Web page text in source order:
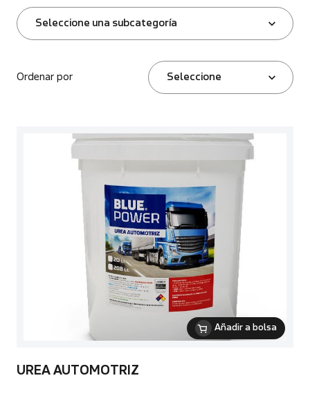
Seleccione una subcategoría
Ordenar por Seleccione
Añadir a bolsa
UREA AUTOMOTRIZ